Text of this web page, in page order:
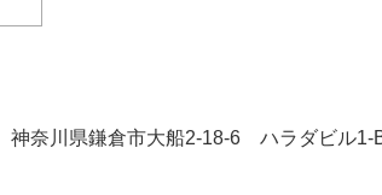
神奈川県鎌倉市大船2-18-6 ハラダビル1-